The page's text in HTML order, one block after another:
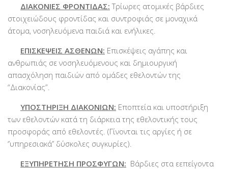
ΔΙΑΚΟΝΙΕΣ ΦΡΟΝΤΙΔΑΣ: Τρίωρες ατομικές βάρδιες
στοιχειώδους φροντίδας και συντροφιάς σε μοναχικά
άτομα, νοσηλευόμενα παιδιά και ενήλικες.
ΕΠΙΣΚΕΨΕΙΣ ΑΣΘΕΝΩΝ: Επισκέψεις αγάπης και
ανθρωπιάς σε νοσηλευόμενους και δημιουργική
απασχόληση παιδιών από ομάδες εθελοντών της
“Διακονίας”.
ΥΠΟΣΤΗΡΙΞΗ ΔΙΑΚΟΝΙΩΝ: Εποπτεία και υποστήριξη
των εθελοντών κατά τη διάρκεια της εθελοντικής τους
προσφοράς από εθελοντές. (Γίνονται τις αργίες ή σε
‘’υπηρεσιακά’’ δύσκολες συγκυρίες).
ΕΞΥΠΗΡΕΤΗΣΗ ΠΡΟΣΦΥΓΩΝ: Βάρδιες στα εεπείγοντα